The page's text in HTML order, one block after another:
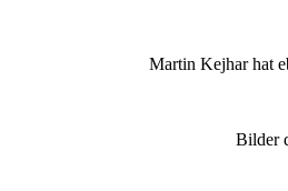
Martin Kejhar hat
Bilder